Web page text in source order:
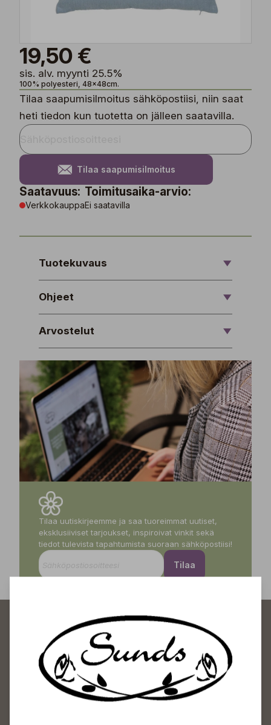
19,50 €
sis. alv. myynti 25.5%
100% polyesteri, 48x48cm.
Tilaa saapumisilmoitus sähköpostiisi, niin saat
heti tiedon kun tuotetta on jälleen saatavilla.
Tilaa saapumisilmoitus
Saatavuus:
Verkkokauppa
Toimitusaika-arvio:
Ei saatavilla
Tuotekuvaus
Ohjeet
Arvostelut
Tilaa uutiskirjeemme ja saa tuoreimmat uutiset,
eksklusiiviset tarjoukset, inspiroivat vinkit sekä
tiedot tulevista tapahtumista suoraan sähköpostiisi!
Tilaa
Sundin Puutarhakeskus